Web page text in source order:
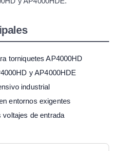
torniquetes AP4000HD
y AP4000HDE
industrial
entornos exigentes
voltajes de entrada